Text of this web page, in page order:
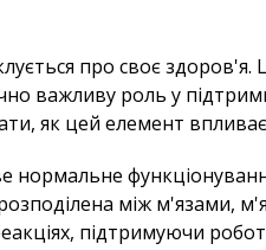
про своє
важливу роль у
як цей елемент
між м'язами,
підтримуючи